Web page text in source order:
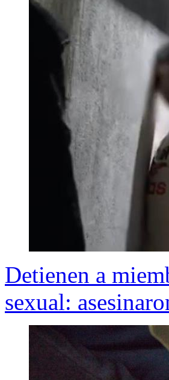
Detienen a
sexual: